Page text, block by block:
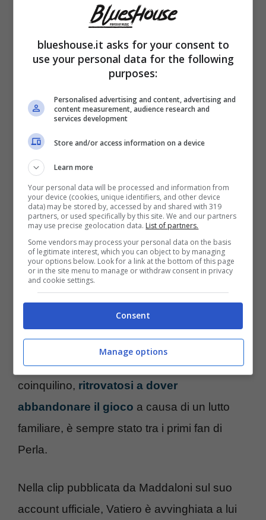
Era da poco stata annunciata la suavittoria
al “Grande Fratello Vip”
abbracciare tutti coloro che, negli scorsi
mesi, l’hanno sostenuta durante la sua
avventura televisiva. E come prima persona,
ovviamente, la classe 1997 non avrebbe
potuto che scegliere il fidanzato Mirko
Brunetti.
Subito dopo di lui, come rivelano le
Instagram stories apparse sul suo profilo, è
stata la volta diMarco Maddaloni. Il
coinquilino, ritrovatosi a dover
abbandonare il gioco a causa di un lutto
familiare, è sempre stato tra i primi fan di
Perla.
Nella clip pubblicata da Maddaloni sul suo
account ufficiale, Vatiero è avvinghiata a lui
blueshouse.it asks for your consent to
use your personal data for the following
purposes:
Personalised advertising and content, advertising and
content measurement, audience research and
services development
Store and/or access information on a device
Learn more
Your personal data will be processed and information from
your device (cookies, unique identifiers, and other device
data) may be stored by, accessed by and shared with 319
partners, or used specifically by this site. We and our partners
may use precise geolocation data. List of partners.
Some vendors may process your personal data on the basis
of legitimate interest, which you can object to by managing
your options below. Look for a link at the bottom of this page
or in the site menu to manage or withdraw consent in privacy
and cookie settings.
Consent
Manage options